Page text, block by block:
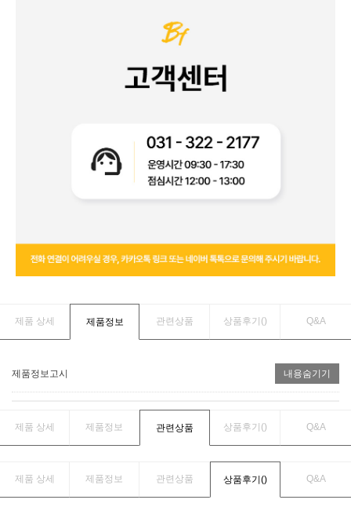
제품 상세 제품정보 관련상품 상품후기() Q&A
제품정보고시 내용숨기기
제품 상세 제품정보 관련상품 상품후기() Q&A
제품 상세 제품정보 관련상품 상품후기() Q&A